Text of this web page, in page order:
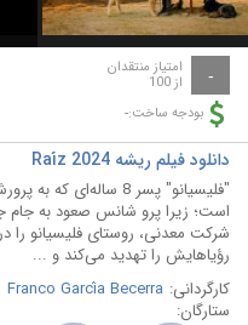
- امتیاز منتقدان
از 100
بودجه ساخت:-
دانلود فیلم ریشه Raíz 2024
"فلیسیانو" پسر 8
است؛ زیرا پرو شانس صعود به جام
شرکت معدنی، روستای فلیسیانو را
رؤیاهایش را تهدید می‌کند و ...
کارگردانی: Franco García Becerra
ستارگان: